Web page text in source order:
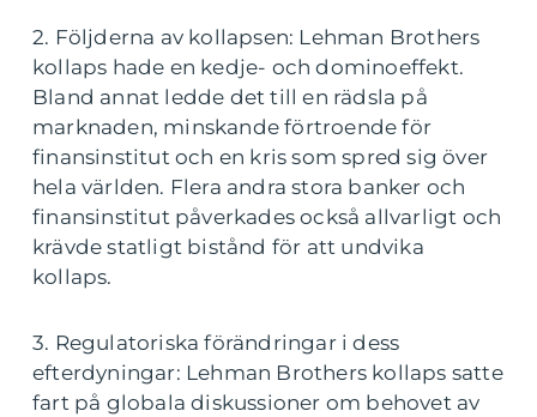
2. Följderna av kollapsen: Lehman Brothers
kollaps hade en kedje- och dominoeffekt.
Bland annat ledde det till en rädsla på
marknaden, minskande förtroende för
finansinstitut och en kris som spred sig över
hela världen. Flera andra stora banker och
finansinstitut påverkades också allvarligt och
krävde statligt bistånd för att undvika
kollaps.
3. Regulatoriska förändringar i dess
efterdyningar: Lehman Brothers kollaps satte
fart på globala diskussioner om behovet av